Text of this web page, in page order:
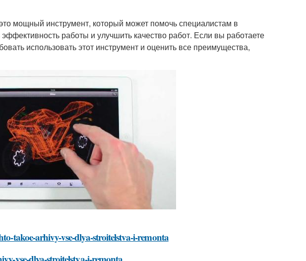
мощный инструмент, который может помочь специалистам в
работы и улучшить качество работ. Если вы работаете
использовать этот инструмент и оценить все преимущества,
takoe-arhivy-vse-dlya-stroitelstva-i-remonta